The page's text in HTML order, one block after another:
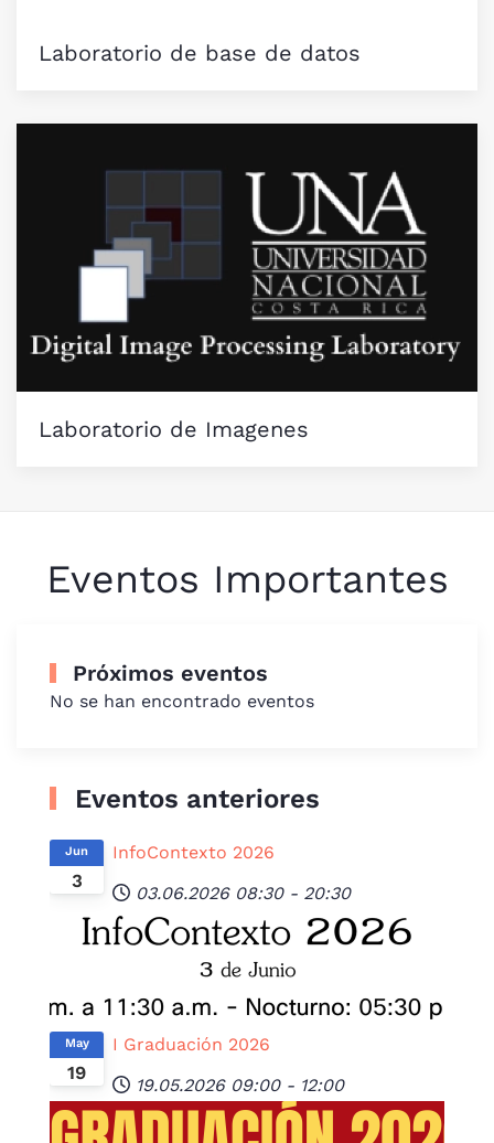
Laboratorio de base de datos
Laboratorio de Imagenes
Eventos Importantes
Próximos eventos
No se han encontrado eventos
Eventos anteriores
3
Jun
InfoContexto 2026
03.06.2026 08:30 - 20:30
19
May
I Graduación 2026
19.05.2026 09:00 - 12:00